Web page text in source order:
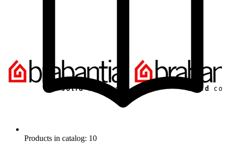
Products in catalog: 10